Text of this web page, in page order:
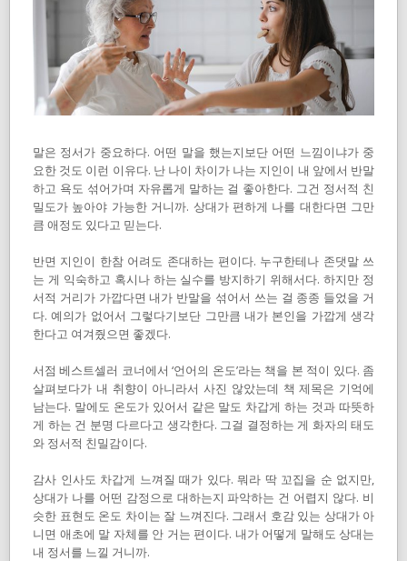
말은 정서가 중요하다. 어떤 말을 했는지보단 어떤 느낌이냐가 중
요한 것도 이런 이유다. 난 나이 차이가 나는 지인이 내 앞에서 반말
하고 욕도 섞어가며 자유롭게 말하는 걸 좋아한다. 그건 정서적 친
밀도가 높아야 가능한 거니까. 상대가 편하게 나를 대한다면 그만
큼 애정도 있다고 믿는다.
반면 지인이 한참 어려도 존대하는 편이다. 누구한테나 존댓말 쓰
는 게 익숙하고 혹시나 하는 실수를 방지하기 위해서다. 하지만 정
서적 거리가 가깝다면 내가 반말을 섞어서 쓰는 걸 종종 들었을 거
다. 예의가 없어서 그렇다기보단 그만큼 내가 본인을 가깝게 생각
한다고 여겨줬으면 좋겠다.
서점 베스트셀러 코너에서 ‘언어의 온도’라는 책을 본 적이 있다. 좀
살펴보다가 내 취향이 아니라서 사진 않았는데 책 제목은 기억에
남는다. 말에도 온도가 있어서 같은 말도 차갑게 하는 것과 따뜻하
게 하는 건 분명 다르다고 생각한다. 그걸 결정하는 게 화자의 태도
와 정서적 친밀감이다.
감사 인사도 차갑게 느껴질 때가 있다. 뭐라 딱 꼬집을 순 없지만,
상대가 나를 어떤 감정으로 대하는지 파악하는 건 어렵지 않다. 비
슷한 표현도 온도 차이는 잘 느껴진다. 그래서 호감 있는 상대가 아
니면 애초에 말 자체를 안 거는 편이다. 내가 어떻게 말해도 상대는
내 정서를 느낄 거니까.